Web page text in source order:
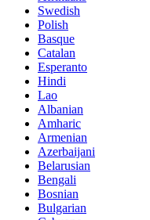
Swedish
Polish
Basque
Catalan
Esperanto
Hindi
Lao
Albanian
Amharic
Armenian
Azerbaijani
Belarusian
Bengali
Bosnian
Bulgarian